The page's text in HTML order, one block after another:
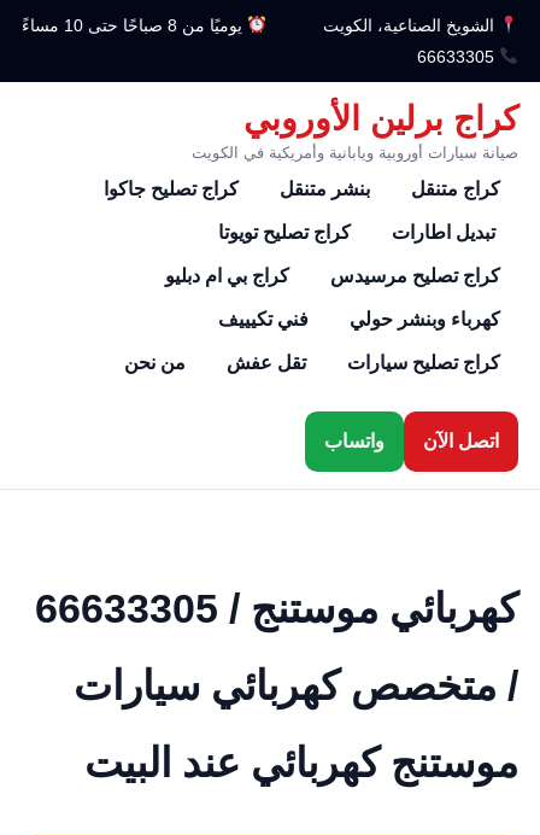
الشويخ الصناعية، الكويت
يوميًا من 8 صباحًا حتى 10 مساءً
66633305
كراج برلين الأوروبي
صيانة سيارات أوروبية ويابانية وأمريكية في الكويت
كراج متنقل بنشر متنقل كراج تصليح جاكوا
تبديل اطارات كراج تصليح تويوتا
كراج تصليح مرسيدس كراج بي ام دبليو
كهرباء وبنشر حولي فني تكيييف
كراج تصليح سيارات تقل عفش من نحن
اتصل الآن واتساب
كهربائي موستنج / 66633305
/ متخصص كهربائي سيارات
موستنج كهربائي عند البيت